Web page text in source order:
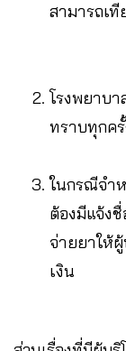
สามารถเ
โรงพยาบ
ทราบทุกครั้
ในกรณีจำ
ต้องมีแจ้ง
จ่ายยาให้
เงิน